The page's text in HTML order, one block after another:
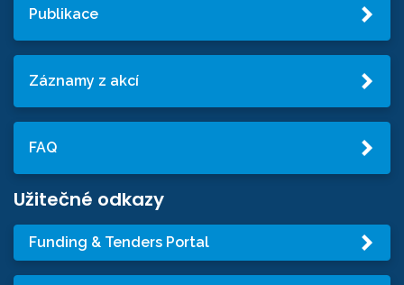
Publikace
Záznamy z akcí
FAQ
Užitečné odkazy
Funding & Tenders Portal